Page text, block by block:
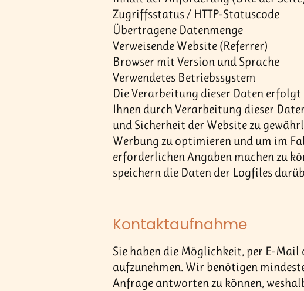
Zugriffsstatus / HTTP-Statuscode
Übertragene Datenmenge
Verweisende Website (Referrer)
Browser mit Version und Sprache
Verwendetes Betriebssystem
Die Verarbeitung dieser Daten
Ihnen durch Verarbeitung dieser
und Sicherheit der Website zu
Werbung zu optimieren und um im
erforderlichen Angaben machen zu
speichern die Daten der Logfiles
Kontaktaufnahme
Sie haben die Möglichkeit, per E-
aufzunehmen. Wir benötigen
Anfrage antworten zu können,